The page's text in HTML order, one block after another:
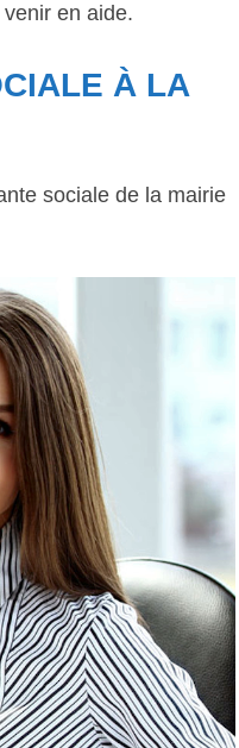
en aide.
À LA
sociale de la mairie